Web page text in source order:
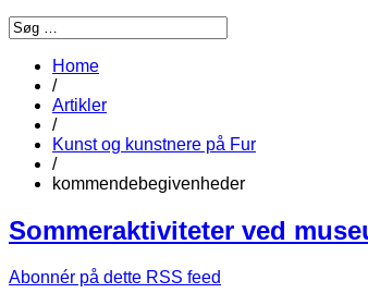
Home
/
Artikler
/
Kunst og kunstnere på Fur
/
kommendebegivenheder
Sommeraktiviteter ved
Abonnér på dette RSS feed